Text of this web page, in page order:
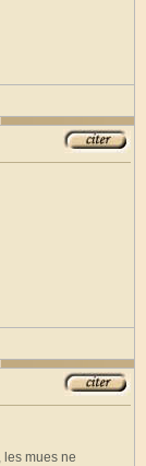
les mues ne